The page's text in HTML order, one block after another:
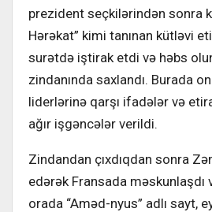
prezident seçkilərindən sonra
Hərəkat” kimi tanınan kütləvi
surətdə iştirak etdi və həbs
zindanında saxlandı. Burada
liderlərinə qarşı ifadələr və
ağır işgəncələr verildi.
Zindandan çıxdıqdan sonra
edərək Fransada
orada “Aməd-nyus” adlı sayt,